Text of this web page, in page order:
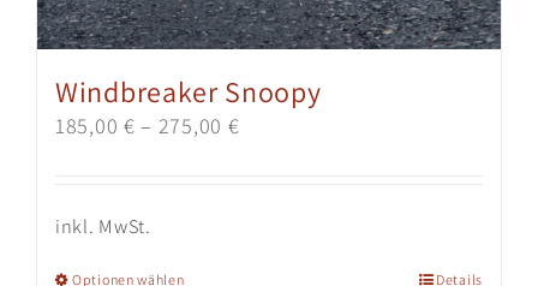
Windbreaker Snoopy
185,00 € – 275,00 €
inkl. MwSt.
Optionen wählen Details